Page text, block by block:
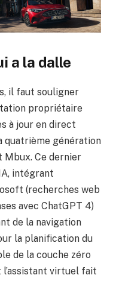
a la dalle
il faut souligner
propriétaire
à jour en direct
quatrième génération
Mbux. Ce dernier
intégrant
(recherches web
avec ChatGPT 4)
de la navigation
la planification du
de la couche zéro
virtuel fait